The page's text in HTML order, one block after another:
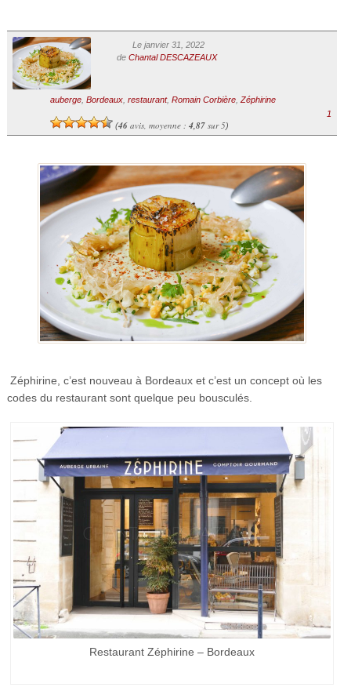
Le janvier 31, 2022
de Chantal DESCAZEAUX
auberge, Bordeaux, restaurant, Romain Corbière, Zéphirine
(46avis, moyenne : 4,87sur 5)
1
Zéphirine, c’est nouveau à Bordeaux et c’est un concept où les
codes du restaurant sont quelque peu bousculés.
Restaurant Zéphirine – Bordeaux